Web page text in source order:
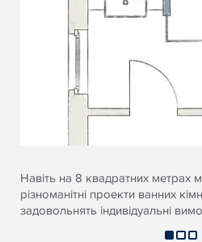
Навіть на 8 квадратних метрах
різноманітні проекти ванних
задовольнять індивідуальні